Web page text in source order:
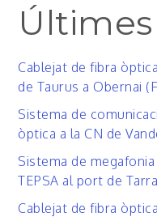
Cablejat de fibra
de Taurus a Obernai
Sistema de
òptica a la CN de
Sistema de
TEPSA al port de
Cablejat de fibra